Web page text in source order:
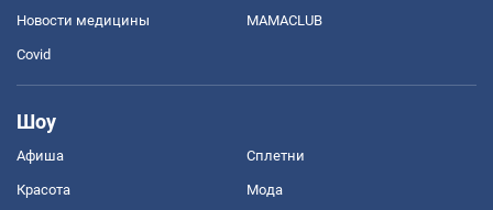
Новости медицины MAMACLUB
Covid
Шоу
Афиша Сплетни
Красота Мода